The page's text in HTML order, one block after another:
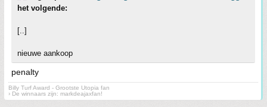
het volgende:
[..]
nieuwe aankoop
penalty
Billy Turf Award - Grootste Utopia fan
› De winnaars zijn: markdeajaxfan!